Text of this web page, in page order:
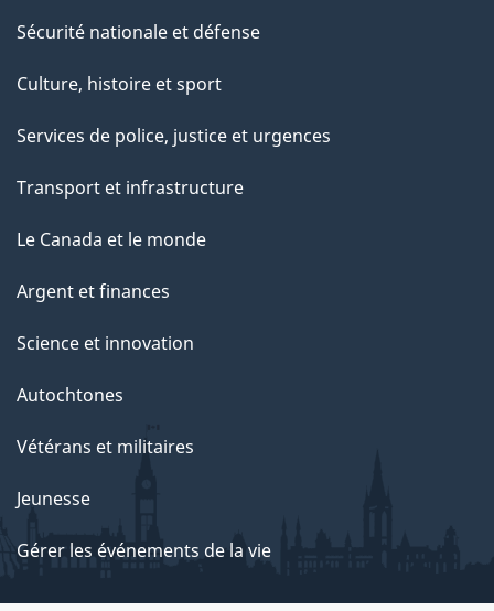
Sécurité nationale et défense
Culture, histoire et sport
Services de police, justice et urgences
Transport et infrastructure
Le Canada et le monde
Argent et finances
Science et innovation
Autochtones
Vétérans et militaires
Jeunesse
Gérer les événements de la vie